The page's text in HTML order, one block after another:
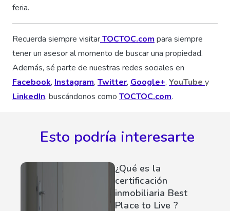
feria.
Recuerda siempre visitarTOCTOC.com para siempre
tener un asesor al momento de buscar una propiedad.
Además, sé parte de nuestras redes sociales en
Facebook, Instagram, Twitter, Google+, YouTube y
LinkedIn, buscándonos como TOCTOC.com.
Esto podría interesarte
¿Qué es la
certificación
inmobiliaria Best
Place to Live ?